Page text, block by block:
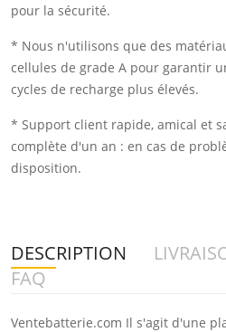
pour la sécurité.
* Nous n'utilisons que des
cellules de grade A pour garantir
cycles de recharge plus élevés.
* Support client rapide, amical et
complète d'un an : en cas de
disposition.
DESCRIPTION
FAQ
Ventebatterie.com Il s'agit d'une